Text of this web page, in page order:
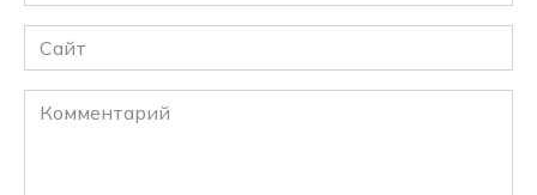
Сайт
Комментарий